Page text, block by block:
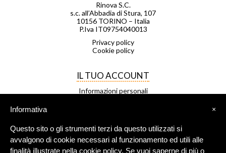
Rinova S.C.
s.c. all’Abbadia di Stura, 107
10156 TORINO – Italia
P.Iva IT09754040013
Privacy policy
Cookie policy
IL TUO ACCOUNT
Informazioni personali
Le mie liste di desideri
I miei avvisi
×
Informativa
Questo sito o gli strumenti terzi da questo utilizzati si
avvalgono di cookie necessari al funzionamento ed utili alle
finalità illustrate nella cookie policy. Se vuoi saperne di più o